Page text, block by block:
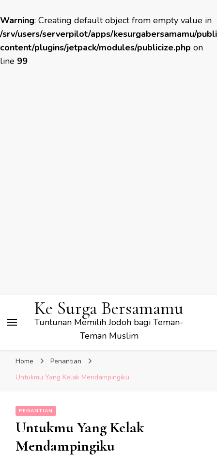
Warning: Creating default object from empty value in
/srv/users/serverpilot/apps/kesurgabersamamu/
content/plugins/jetpack/modules/publicize.php on
line 99
Ke Surga Bersamamu
Tuntunan Memilih Jodoh bagi Teman-
Teman Muslim
Home
Penantian
Untukmu Yang Kelak Mendampingiku
PENANTIAN
Untukmu Yang Kelak
Mendampingiku